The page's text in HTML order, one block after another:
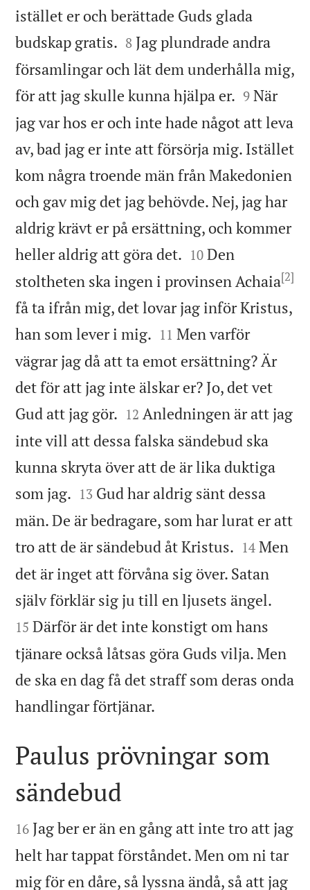
istället er och berättade Guds glada
budskap gratis. 

8 Jag plundrade andra
församlingar och lät dem underhålla mig,
för att jag skulle kunna hjälpa er. 

9 När
jag var hos er och inte hade något att leva
av, bad jag er inte att försörja mig. Istället
kom några troende män från Makedonien
och gav mig det jag behövde. Nej, jag har
aldrig krävt er på ersättning, och kommer
heller aldrig att göra det. 

10 Den
stoltheten ska ingen i provinsen Achaia[2]
få ta ifrån mig, det lovar jag inför Kristus,
han som lever i mig. 

11 Men varför
vägrar jag då att ta emot ersättning? Är
det för att jag inte älskar er? Jo, det vet
Gud att jag gör. 

12 Anledningen är att jag
inte vill att dessa falska sändebud ska
kunna skryta över att de är lika duktiga
som jag. 

13 Gud har aldrig sänt dessa
män. De är bedragare, som har lurat er att
tro att de är sändebud åt Kristus. 

14 Men
det är inget att förvåna sig över. Satan
själv förklär sig ju till en ljusets ängel.
15 Därför är det inte konstigt om hans
tjänare också låtsas göra Guds vilja. Men
de ska en dag få det straff som deras onda
handlingar förtjänar.

Paulus prövningar som
sändebud

16 Jag ber er än en gång att inte tro att jag
helt har tappat förståndet. Men om ni tar
mig för en dåre, så lyssna ändå, så att jag